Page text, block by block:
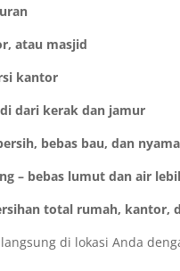
atau masjid
kantor
dari kerak dan jamur
bebas bau, dan
– bebas lumut dan air
total rumah, kantor,
di lokasi Anda